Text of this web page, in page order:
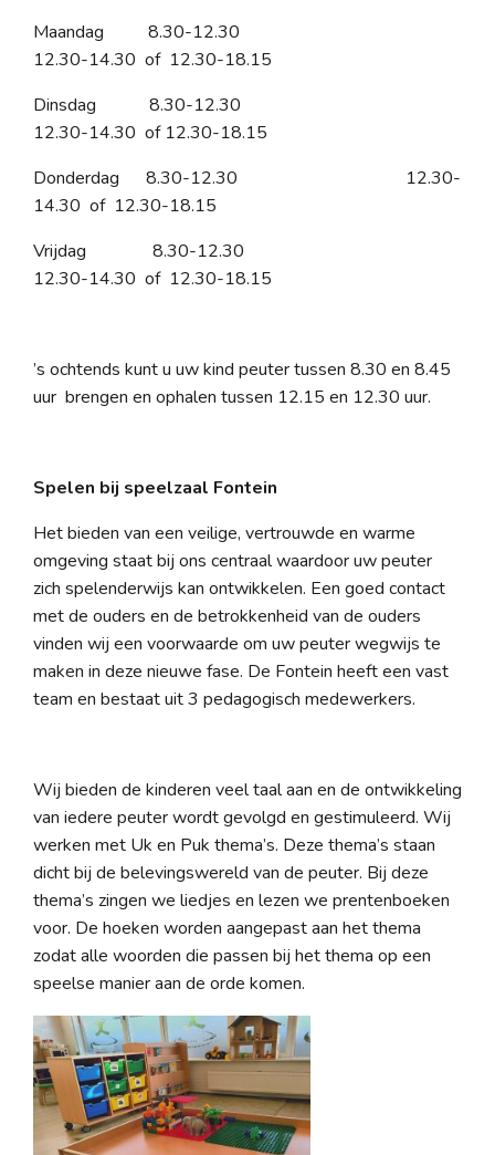
Maandag 8.30-12.30
12.30-14.30 of 12.30-18.15
Dinsdag 8.30-12.30
12.30-14.30 of 12.30-18.15
Donderdag 8.30-12.30 12.30-
14.30 of 12.30-18.15
Vrijdag 8.30-12.30
12.30-14.30 of 12.30-18.15
’s ochtends kunt u uw kind peuter tussen 8.30 en 8.45
uur brengen en ophalen tussen 12.15 en 12.30 uur.
Spelen bij speelzaal Fontein
Het bieden van een veilige, vertrouwde en warme
omgeving staat bij ons centraal waardoor uw peuter
zich spelenderwijs kan ontwikkelen. Een goed contact
met de ouders en de betrokkenheid van de ouders
vinden wij een voorwaarde om uw peuter wegwijs te
maken in deze nieuwe fase. De Fontein heeft een vast
team en bestaat uit 3 pedagogisch medewerkers.
Wij bieden de kinderen veel taal aan en de ontwikkeling
van iedere peuter wordt gevolgd en gestimuleerd. Wij
werken met Uk en Puk thema’s. Deze thema’s staan
dicht bij de belevingswereld van de peuter. Bij deze
thema’s zingen we liedjes en lezen we prentenboeken
voor. De hoeken worden aangepast aan het thema
zodat alle woorden die passen bij het thema op een
speelse manier aan de orde komen.